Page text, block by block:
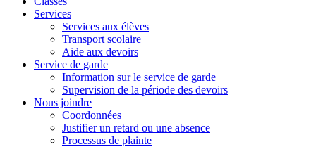
Services
Services aux élèves
Transport scolaire
Aide aux devoirs
Service de garde
Information sur le service de garde
Supervision de la période des devoirs
Nous joindre
Coordonnées
Justifier un retard ou une absence
Processus de plainte